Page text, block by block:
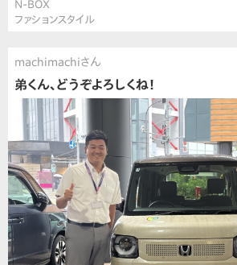
N-BOX
ファションスタイル
machimachiさん
弟くん、どうぞよろしくね！